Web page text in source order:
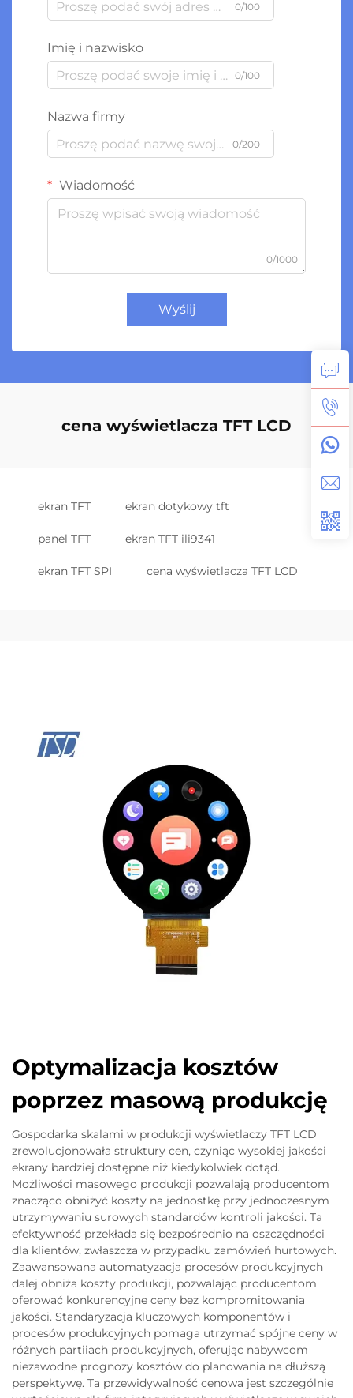
0/100
Imię i nazwisko
0/100
Nazwa firmy
0/200
Wiadomość
0/1000
Wyślij
cena wyświetlacza TFT LCD
ekran TFT ekran dotykowy tft
panel TFT ekran TFT ili9341
ekran TFT SPI cena wyświetlacza TFT LCD
Optymalizacja kosztów
poprzez masową produkcję
Gospodarka skalami w produkcji wyświetlaczy TFT LCD
zrewolucjonowała struktury cen, czyniąc wysokiej jakości
ekrany bardziej dostępne niż kiedykolwiek dotąd.
Możliwości masowego produkcji pozwalają producentom
znacząco obniżyć koszty na jednostkę przy jednoczesnym
utrzymywaniu surowych standardów kontroli jakości. Ta
efektywność przekłada się bezpośrednio na oszczędności
dla klientów, zwłaszcza w przypadku zamówień hurtowych.
Zaawansowana automatyzacja procesów produkcyjnych
dalej obniża koszty produkcji, pozwalając producentom
oferować konkurencyjne ceny bez kompromitowania
jakości. Standaryzacja kluczowych komponentów i
procesów produkcyjnych pomaga utrzymać spójne ceny w
różnych partiiach produkcyjnych, oferując nabywcom
niezawodne prognozy kosztów do planowania na dłuższą
perspektywę. Ta przewidywalność cenowa jest szczególnie